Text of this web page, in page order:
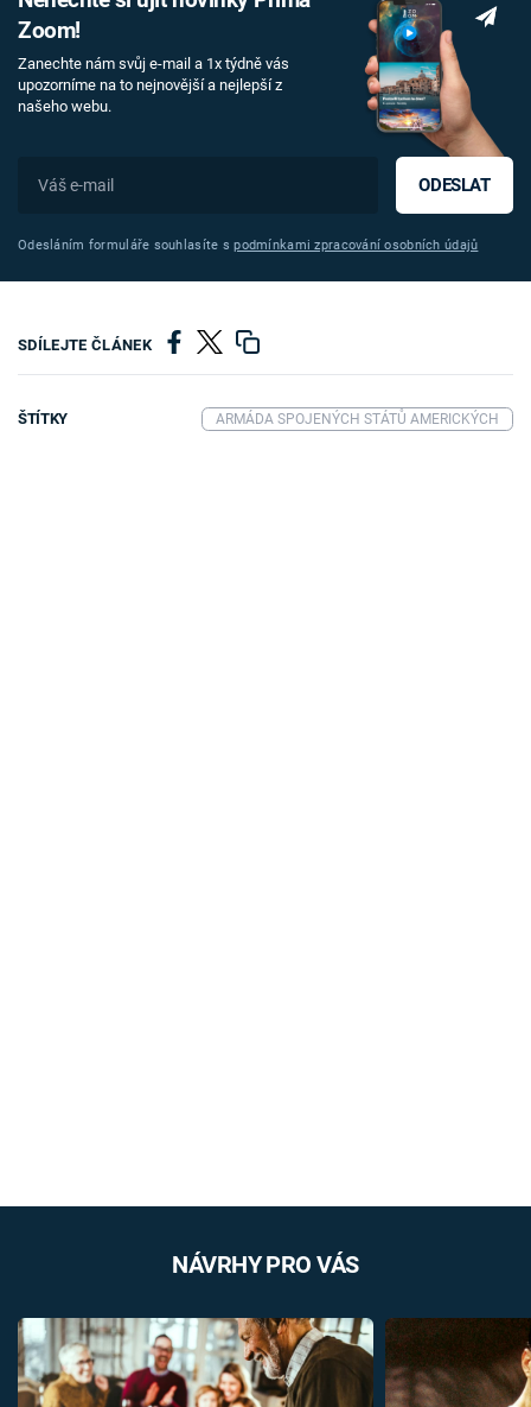
Zoom!
Zanechte nám svůj e-mail a 1x týdně vás
upozorníme na to nejnovější a nejlepší z
našeho webu.
ODESLAT
Odesláním formuláře souhlasíte spodmínkami zpracování osobních údajů
SDÍLEJTE ČLÁNEK
ŠTÍTKY ARMÁDA SPOJENÝCH STÁTŮ AMERICKÝCH
NÁVRHY PRO VÁS